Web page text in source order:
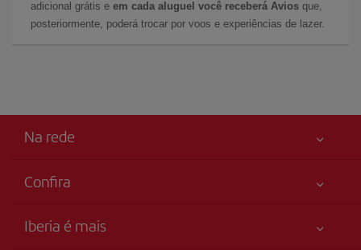
adicional grátis e em cada aluguel você receberá Avios que,
posteriormente, poderá trocar por voos e experiências de lazer.
Na rede
Confira
Acessibilidade
Iberia é mais